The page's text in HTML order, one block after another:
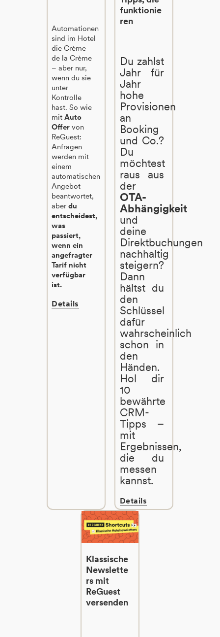
Automationen
sind im Hotel
die Crème
de la Crème
– aber nur,
wenn du sie
unter
Kontrolle
hast. So wie
mitAuto
Offer von
ReGuest:
Anfragen
werden mit
einem
automatischen
Angebot
beantwortet,
aberdu
entscheidest,
was
passiert,
wenn ein
angefragter
Tarif nicht
verfügbar
ist.
Details
funktionie
ren
Du zahlst
Jahr für
Jahr
hohe
Provisionen
an
Booking
und Co.?
Du
möchtest
raus aus
der
OTA-
Abhängigkeit
und
deine
Direktbuchungen
nachhaltig
steigern?
Dann
hältst du
den
Schlüssel
dafür
wahrscheinlich
schon in
den
Händen.
Hol dir
10
bewährte
CRM-
Tipps –
mit
Ergebnissen,
die du
messen
kannst.
Details
Klassische
Newslette
rs mit
ReGuest
versenden